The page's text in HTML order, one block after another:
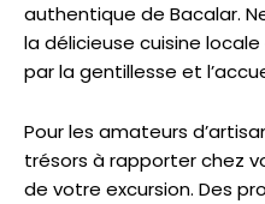
authentique de Bacalar.
la délicieuse cuisine
par la gentillesse et
Pour les amateurs
trésors à rapporter chez
de votre excursion. Des